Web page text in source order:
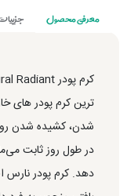
معرفی محصول
شدن، کشیده شدن
در طول روز ثابت
دهد. کرم پودر